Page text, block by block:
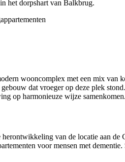
het dorpshart van Balkbrug.
wooncomplex met een mix van
dat vroeger op deze plek
op harmonieuze wijze samenkomen.
van de locatie aan de
voor mensen met